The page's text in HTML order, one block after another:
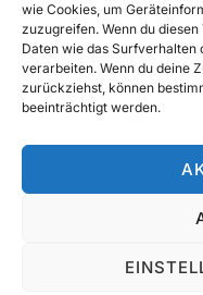
wie Cookies, um
zuzugreifen. Wenn du
Daten wie das Surfverhalten
verarbeiten. Wenn du deine
zurückziehst, können
beeinträchtigt werden.
SUCHE
Search